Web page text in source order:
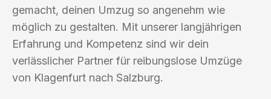
gemacht, deinen Umzug so angenehm wie
möglich zu gestalten. Mit unserer langjährigen
Erfahrung und Kompetenz sind wir dein
verlässlicher Partner für reibungslose Umzüge
von Klagenfurt nach Salzburg.